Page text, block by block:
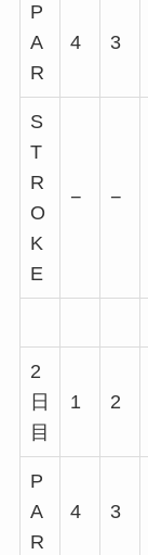
P
A
R
4 3
S
T
R
O
K
E
− −
2
日
目
1 2
P
A
R
4 3